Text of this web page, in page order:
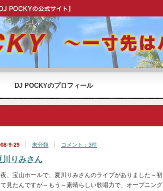
ト】
DJ POCKYのプロフィール
9-29 未分類 コメント：3件
川りみさん
、宝山ホールで、夏川りみさんのライブがありました～初
見たんですが～もう～素晴らしい歌唱力で、オープニング